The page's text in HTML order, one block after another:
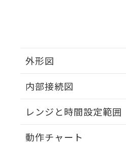
外形図
内部接続図
レンジと時間設定範囲
動作チャート